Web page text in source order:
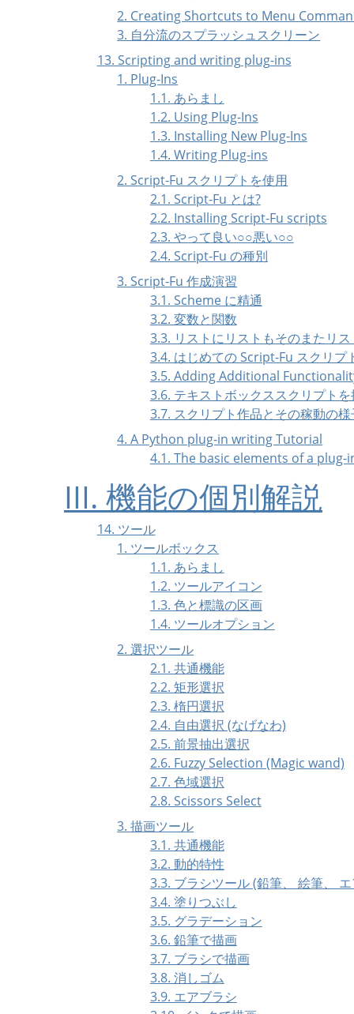
2. Creating Shortcuts to Menu
3. 自分流のスプラッシュスクリーン
13. Scripting and writing plug-ins
1. Plug-Ins
1.1. あらまし
1.2. Using Plug-Ins
1.3. Installing New Plug-Ins
1.4. Writing Plug-ins
2. Script-Fu スクリプトを使用
2.1. Script-Fu とは?
2.2. Installing Script-Fu scripts
2.3. やって良い○○悪い○○
2.4. Script-Fu の種別
3. Script-Fu 作成演習
3.1. Scheme に精通
3.2. 変数と関数
3.3. リストにリストもそのまたリス
3.4. はじめての Script-Fu スクリプ
3.5. Adding Additional
3.6. テキストボックススクリプト
3.7. スクリプト作品とその稼動の様
4. A Python plug-in writing Tutorial
4.1. The basic elements of a plug-
III. 機能の個別解説
14. ツール
1. ツールボックス
1.1. あらまし
1.2. ツールアイコン
1.3. 色と標識の区画
1.4. ツールオプション
2. 選択ツール
2.1. 共通機能
2.2. 矩形選択
2.3. 楕円選択
2.4. 自由選択 (なげなわ)
2.5. 前景抽出選択
2.6. Fuzzy Selection (Magic wand)
2.7. 色域選択
2.8. Scissors Select
3. 描画ツール
3.1. 共通機能
3.2. 動的特性
3.3. ブラシツール (鉛筆、 絵筆、
3.4. 塗りつぶし
3.5. グラデーション
3.6. 鉛筆で描画
3.7. ブラシで描画
3.8. 消しゴム
3.9. エアブラシ